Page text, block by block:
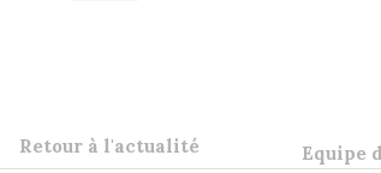
Equipe
Retour à l'actualité